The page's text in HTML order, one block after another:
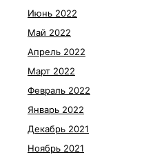
Июнь 2022
Май 2022
Апрель 2022
Март 2022
Февраль 2022
Январь 2022
Декабрь 2021
Ноябрь 2021